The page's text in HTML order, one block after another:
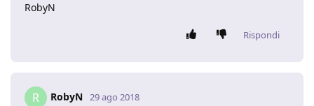
RobyN
Rispondi
R RobyN 29 ago 2018